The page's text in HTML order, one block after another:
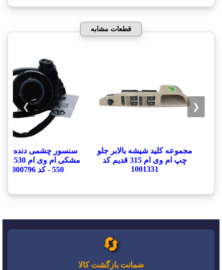
قطعات مشابه
مجموعه کلید شیشه بالابر جلو
چپ ام وی ام 315 قدیم کد
1001331
سنسور چشمی دنده
550 - کد 1000796
❮
❯
🔄
ضمانت بازگشت کالا